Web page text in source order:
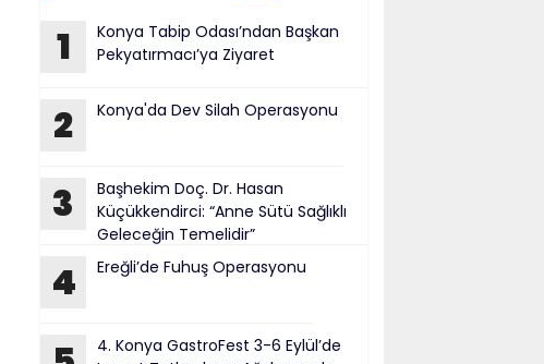
1
Konya Tabip Odası’ndan Başkan
Pekyatırmacı’ya Ziyaret
2 Konya'da Dev Silah Operasyonu
3
Başhekim Doç. Dr. Hasan
Küçükkendirci: “Anne Sütü Sağlıklı
Geleceğin Temelidir”
4 Ereğli’de Fuhuş Operasyonu
4. Konya GastroFest 3-6 Eylül’de